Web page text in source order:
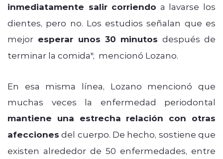
inmediatamente salir corriendo a lavarse los
dientes, pero no. Los estudios señalan que es
mejor esperar unos 30 minutos después de
terminar la comida", mencionó Lozano.
En esa misma línea, Lozano mencionó que
muchas veces la enfermedad periodontal
mantiene una estrecha relación con otras
afecciones del cuerpo. De hecho, sostiene que
existen alrededor de 50 enfermedades, entre